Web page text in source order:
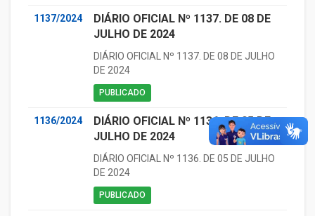
1137/2024
DIÁRIO OFICIAL Nº 1137. DE 08 DE
JULHO DE 2024
DIÁRIO OFICIAL Nº 1137. DE 08 DE JULHO
DE 2024
PUBLICADO
1136/2024
DIÁRIO OFICIAL Nº 1136. DE 05 DE
JULHO DE 2024
DIÁRIO OFICIAL Nº 1136. DE 05 DE JULHO
DE 2024
PUBLICADO